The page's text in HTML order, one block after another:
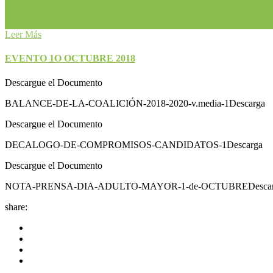
Leer Más
EVENTO 1O OCTUBRE 2018
Descargue el Documento
BALANCE-DE-LA-COALICIÓN-2018-2020-v.media-1Descarga
Descargue el Documento
DECALOGO-DE-COMPROMISOS-CANDIDATOS-1Descarga
Descargue el Documento
NOTA-PRENSA-DIA-ADULTO-MAYOR-1-de-
share: